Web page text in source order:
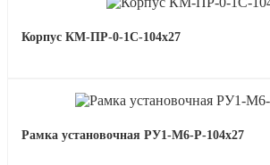
Корпус КМ-ПР-0-1С-104х27
Рамка установочная РУ1-М6-Р-104х27